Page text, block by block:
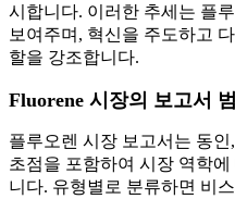
시합니다. 이러한 추세는 플
보여주며, 혁신을 주도하고
할을 강조합니다.
Fluorene 시장의 보고서
플루오렌 시장 보고서는 동
초점을 포함하여 시장 역학
니다. 유형별로 분류하면 비